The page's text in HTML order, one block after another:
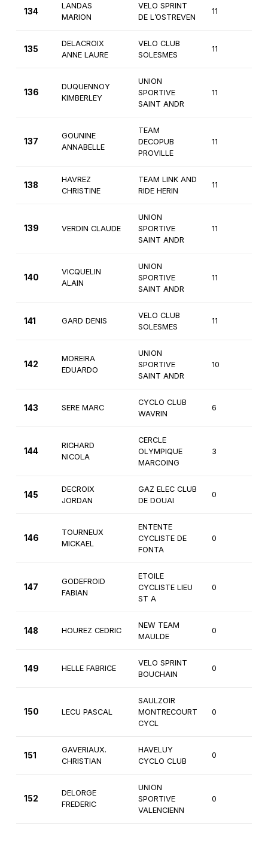
134
LANDAS
MARION
VELO SPRINT
DE L’OSTREVEN
11
135
DELACROIX
ANNE LAURE
VELO CLUB
SOLESMES
11
136
DUQUENNOY
KIMBERLEY
UNION
SPORTIVE
SAINT ANDR
11
137
GOUNINE
ANNABELLE
TEAM
DECOPUB
PROVILLE
11
138
HAVREZ
CHRISTINE
TEAM LINK AND
RIDE HERIN
11
139 VERDIN CLAUDE
UNION
SPORTIVE
SAINT ANDR
11
140
VICQUELIN
ALAIN
UNION
SPORTIVE
SAINT ANDR
11
141 GARD DENIS
VELO CLUB
SOLESMES
11
142
MOREIRA
EDUARDO
UNION
SPORTIVE
SAINT ANDR
10
143 SERE MARC
CYCLO CLUB
WAVRIN
6
144
RICHARD
NICOLA
CERCLE
OLYMPIQUE
MARCOING
3
145
DECROIX
JORDAN
GAZ ELEC CLUB
DE DOUAI
0
146
TOURNEUX
MICKAEL
ENTENTE
CYCLISTE DE
FONTA
0
147
GODEFROID
FABIAN
ETOILE
CYCLISTE LIEU
ST A
0
148 HOUREZ CEDRIC
NEW TEAM
MAULDE
0
149 HELLE FABRICE
VELO SPRINT
BOUCHAIN
0
150 LECU PASCAL
SAULZOIR
MONTRECOURT
CYCL
0
151
GAVERIAUX.
CHRISTIAN
HAVELUY
CYCLO CLUB
0
152
DELORGE
FREDERIC
UNION
SPORTIVE
VALENCIENN
0